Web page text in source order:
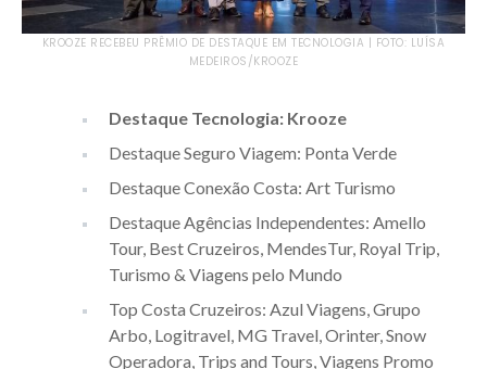
KROOZE RECEBEU PRÊMIO DE DESTAQUE EM TECNOLOGIA | FOTO: LUÍSA
MEDEIROS/KROOZE
Destaque Tecnologia: Krooze
Destaque Seguro Viagem: Ponta Verde
Destaque Conexão Costa: Art Turismo
Destaque Agências Independentes: Amello
Tour, Best Cruzeiros, MendesTur, Royal Trip,
Turismo & Viagens pelo Mundo
Top Costa Cruzeiros: Azul Viagens, Grupo
Arbo, Logitravel, MG Travel, Orinter, Snow
Operadora, Trips and Tours, Viagens Promo